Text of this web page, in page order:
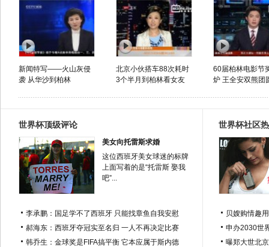
新闻特写——火山灰侵
袭 从华沙到柏林
北京小伙搭车88次耗时
3个半月到柏林看女友
60届柏林电影节
炉 王全安双熊团
世界杯顶级评论
美女向托雷斯求婚
这位西班牙美女球迷的标牌
上面写着的是“托雷斯 娶我
吧”...
李承鹏：国足学不了西班牙 只能找章鱼自我安慰
郝海东：西班牙夺冠实至名归 一人不再决定比赛
韩乔生：金球奖是FIFA搞平衡 它本应属于斯内德
世界杯社区
贝嫂购情趣
申办2030世
曝郑大世北